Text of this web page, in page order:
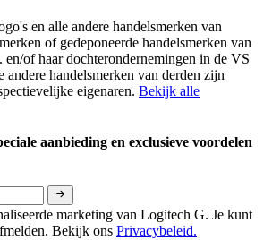
en alle andere handelsmerken van
of gedeponeerde handelsmerken van
of haar dochterondernemingen in de VS
andere handelsmerken van derden zijn
eigenaren. Bekijk alle
aanbieding en exclusieve voordelen
marketing van Logitech G. Je kunt
Bekijk ons Privacybeleid.